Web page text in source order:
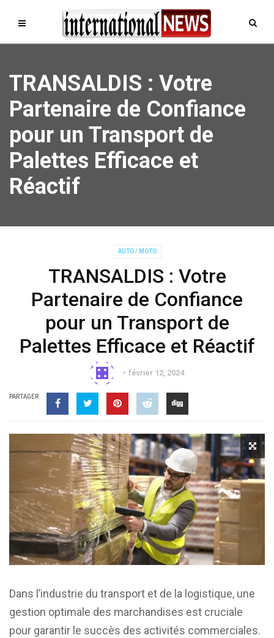
TRANSALDIS : Votre
Partenaire de Confiance
pour un Transport de
Palettes Efficace et
Réactif
AUTO / MOTO
TRANSALDIS : Votre
Partenaire de Confiance
pour un Transport de
Palettes Efficace et Réactif
février 12, 2024
PARTAGER
Dans l’industrie du transport et de la logistique, une
gestion optimale des marchandises est cruciale
pour garantir le succès des activités commerciales.